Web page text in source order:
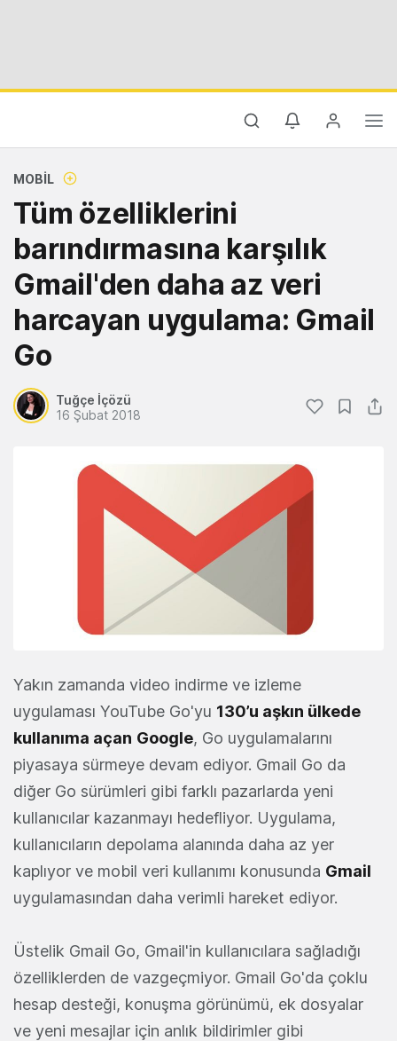
MOBIL
Tüm özelliklerini
barındırmasına karşılık
Gmail'den daha az veri
harcayan uygulama: Gmail
Go
Tuğçe İçözü
16 Şubat 2018
Yakın zamanda video indirme ve izleme
uygulaması YouTube Go'yu 130’u aşkın ülkede
kullanıma açan Google, Go uygulamalarını
piyasaya sürmeye devam ediyor. Gmail Go da
diğer Go sürümleri gibi farklı pazarlarda yeni
kullanıcılar kazanmayı hedefliyor. Uygulama,
kullanıcıların depolama alanında daha az yer
kaplıyor ve mobil veri kullanımı konusunda Gmail
uygulamasından daha verimli hareket ediyor.
Üstelik Gmail Go, Gmail'in kullanıcılara sağladığı
özelliklerden de vazgeçmiyor. Gmail Go'da çoklu
hesap desteği, konuşma görünümü, ek dosyalar
ve yeni mesajlar için anlık bildirimler gibi